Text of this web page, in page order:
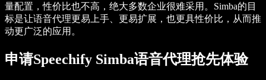
量配置，性价比也不高，绝大多数企业很难采用。Simba的目
标是让语音代理更易上手、更易扩展，也更具性价比，从而推
动更广泛的应用。
申请Speechify Simba语音代理抢先体验